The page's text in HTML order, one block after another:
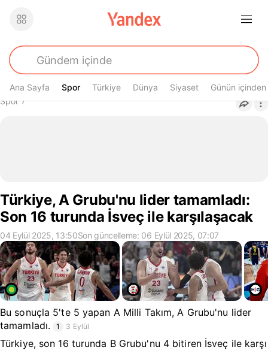
Ana Sayfa Spor
Spor Türkiye Dünya Siyaset Günün içinden
Buradasın
Spor›
Türkiye, A Grubu'nu lider tamamladı:
Son 16 turunda İsveç ile karşılaşacak
04 Eylül 2025, 13:50Son güncelleme: 06 Eylül 2025, 07:07
Bu sonuçla 5'te 5 yapan A Milli Takım, A Grubu'nu lider
tamamladı.
1 3 Eylül
Türkiye, son 16 turunda B Grubu'nu 4 bitiren İsveç ile karşı